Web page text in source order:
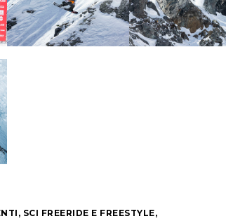
, SCI FREERIDE E FREESTYLE,